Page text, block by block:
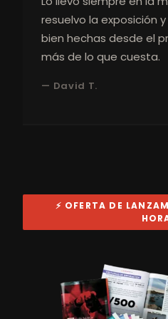
resuelvo la exposición
bien hechas desde el
más de lo que cuesta.
— David T.
⚡ OFERTA DE